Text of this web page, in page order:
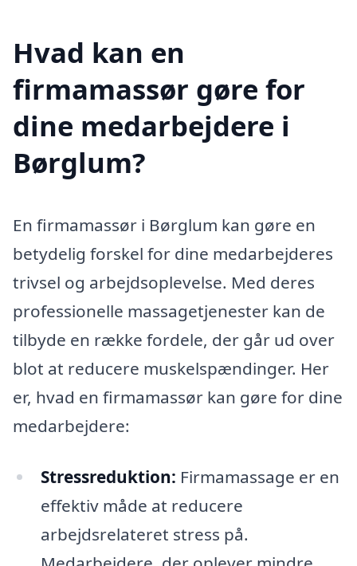
Hvad kan en
firmamassør gøre for
dine medarbejdere i
Børglum?
En firmamassør i Børglum kan gøre en
betydelig forskel for dine medarbejderes
trivsel og arbejdsoplevelse. Med deres
professionelle massagetjenester kan de
tilbyde en række fordele, der går ud over
blot at reducere muskelspændinger. Her
er, hvad en firmamassør kan gøre for dine
medarbejdere:
Stressreduktion: Firmamassage er en
effektiv måde at reducere
arbejdsrelateret stress på.